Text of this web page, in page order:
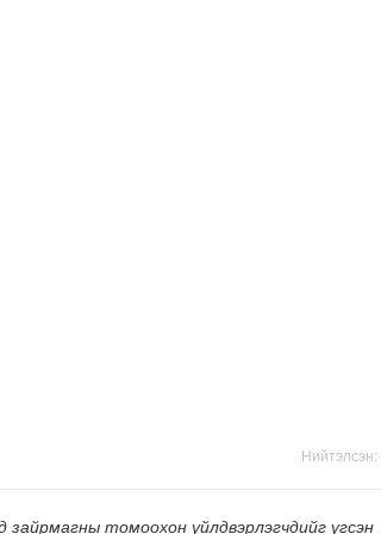
Нийтэлсэн:
зайрмагны томоохон үйлдвэрлэгчдийг үгсэн